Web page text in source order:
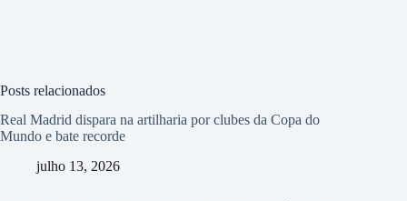
Posts relacionados
Real Madrid dispara na artilharia por clubes da Copa do
Mundo e bate recorde
julho 13, 2026